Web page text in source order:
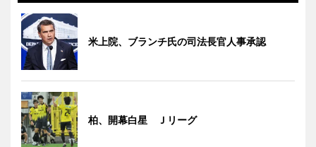
米上院、ブランチ氏の司法長官人事承認
柏、開幕白星 Ｊリーグ